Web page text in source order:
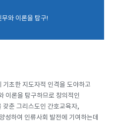
와 이론을 탐구!
초한 지도자적 인격을 도야하고
이론을 탐구하므로 창의적인
갖춘 그리스도인 간호교육자,
성하여 인류사회 발전에 기여하는데